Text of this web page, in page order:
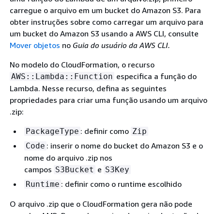
carregue o arquivo em um bucket do Amazon S3. Para
obter instruções sobre como carregar um arquivo para
um bucket do Amazon S3 usando a AWS CLI, consulte
Mover objetos no Guia do usuário da AWS CLI.
No modelo do CloudFormation, o recurso
AWS::Lambda::Function especifica a função do
Lambda. Nesse recurso, defina as seguintes
propriedades para criar uma função usando um arquivo
.zip:
PackageType : definir como Zip
Code : inserir o nome do bucket do Amazon S3 e o
nome do arquivo .zip nos
campos S3Bucket e S3Key
Runtime : definir como o runtime escolhido
O arquivo .zip que o CloudFormation gera não pode